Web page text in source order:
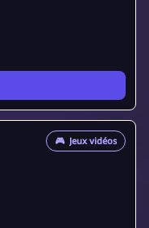
🎮 Jeux vidéos